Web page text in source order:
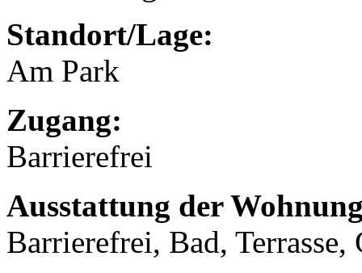
Standort/Lage:
Am Park
Zugang:
Barrierefrei
Ausstattung der
Barrierefrei, Bad,